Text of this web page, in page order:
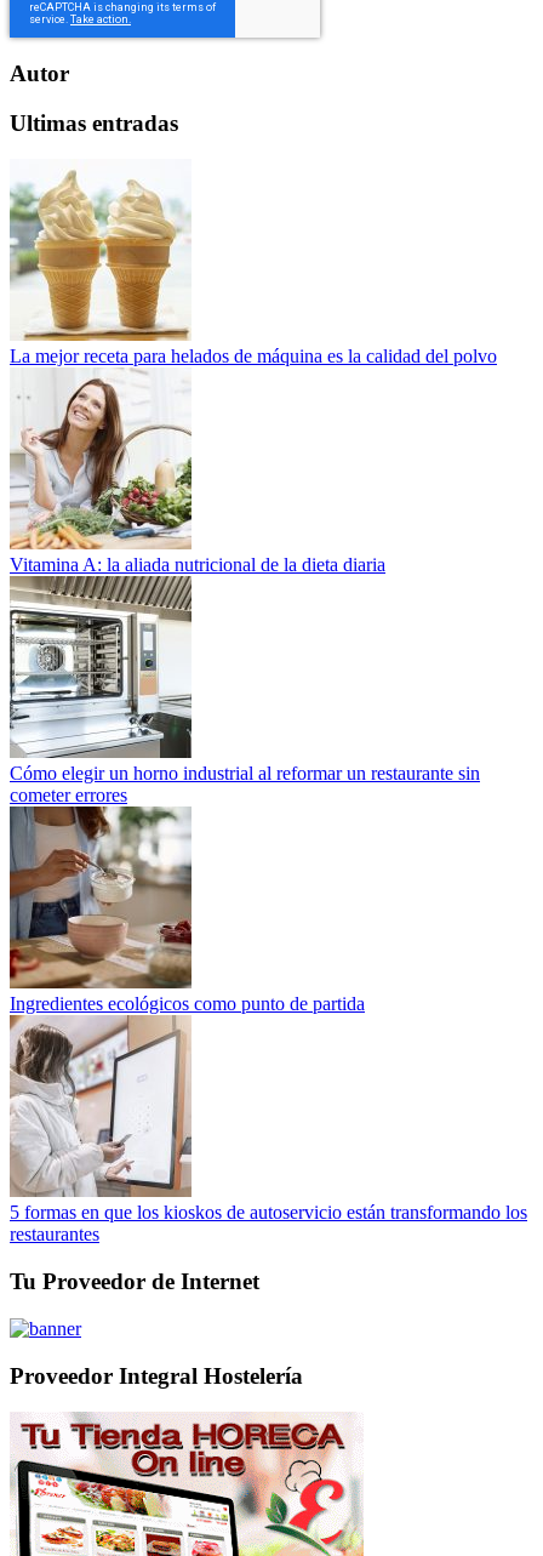
Autor
Ultimas entradas
La mejor receta para helados de máquina es la calidad del polvo
Vitamina A: la aliada nutricional de la dieta diaria
Cómo elegir un horno industrial al reformar un restaurante sin
cometer errores
Ingredientes ecológicos como punto de partida
5 formas en que los kioskos de autoservicio están transformando los
restaurantes
Tu Proveedor de Internet
Proveedor Integral Hostelería